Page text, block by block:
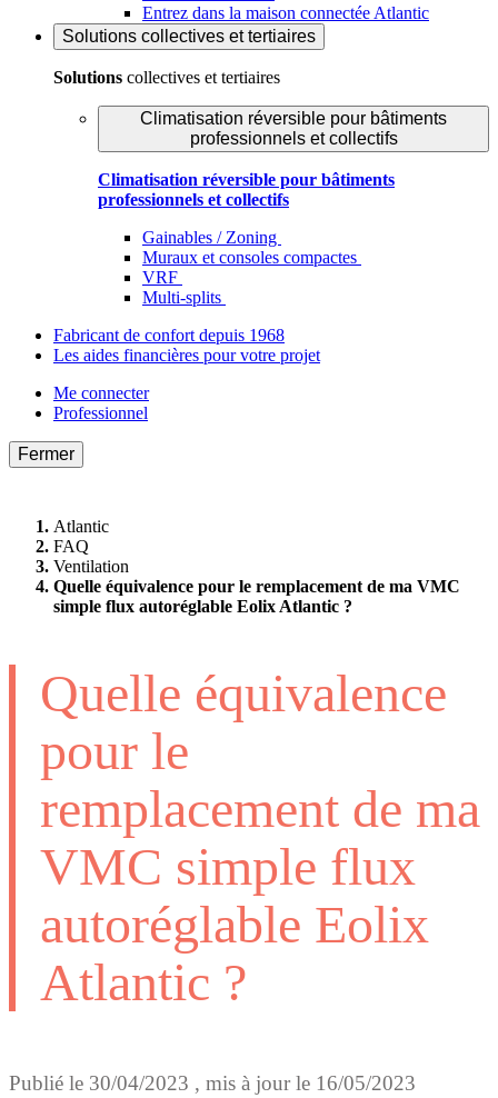
Entrez dans la maison connectée Atlantic
Solutions collectives et tertiaires
Solutions collectives et tertiaires
Climatisation réversible pour bâtiments
professionnels et collectifs
Climatisation réversible pour bâtiments
professionnels et collectifs
Gainables / Zoning
Muraux et consoles compactes
VRF
Multi-splits
Fabricant de confort depuis 1968
Les aides financières pour votre projet
Me connecter
Professionnel
Fermer
Atlantic
FAQ
Ventilation
Quelle équivalence pour le remplacement de ma VMC
simple flux autoréglable Eolix Atlantic ?
Quelle équivalence
pour le
remplacement de ma
VMC simple flux
autoréglable Eolix
Atlantic ?
Publié le 30/04/2023 , mis à jour le 16/05/2023